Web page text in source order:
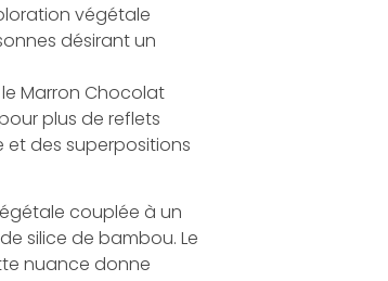
végétale
désirant un
Marron Chocolat
plus de reflets
des superpositions
couplée à un
silice de bambou. Le
nuance donne